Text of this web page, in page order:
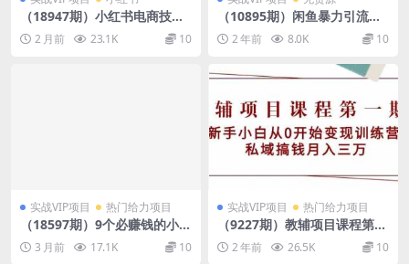
（18947期）小红书电商技能
提升系统课：选品+笔记+AI二
创+实拍+剪辑+起号，全链路
2 月前 23.1K 10
（10895期）闲鱼暴力引流推
广视频会员，能做到日入2W
+，操作简单
2 年前 8.0K 10
实战VIP项目 热门给力项目
（18597期）9个必赚钱的小项
目，百分百赚米，无脑简单，
副业首选，日入388+
3 月前 17.1K 10
实战VIP项目 热门给力项目
（9227期）教辅项目课程第一
期：新手小白从0开始变现训
练营 私域搞钱月入三万
2 年前 26.5K 10